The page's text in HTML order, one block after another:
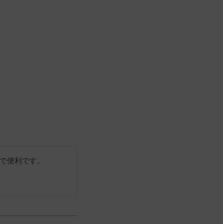
便利です。